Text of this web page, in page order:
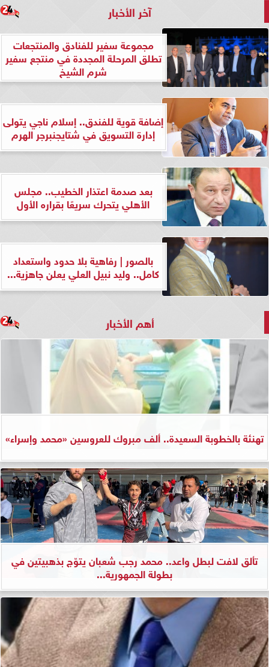
آخر الأخبار
مجموعة سفير للفنادق والمنتجعات
تطلق المرحلة المجددة في منتجع سفير
شرم الشيخ
إضافة قوية للفندق.. إسلام ناجي يتولى
إدارة التسويق في شتايجنبرجر الهرم
بعد صدمة اعتذار الخطيب.. مجلس
الأهلي يتحرك سريعًا بقراره الأول
بالصور | رفاهية بلا حدود واستعداد
كامل.. وليد نبيل العلي يعلن جاهزية...
أهم الأخبار
تهنئة بالخطوبة السعيدة.. ألف مبروك للعروسين «محمد وإسراء»
تألق لافت لبطل واعد.. محمد رجب شعبان يتوّج بذهبيتين في
بطولة الجمهورية...